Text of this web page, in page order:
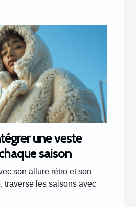
une veste
saison
son allure rétro et son
traverse les saisons avec